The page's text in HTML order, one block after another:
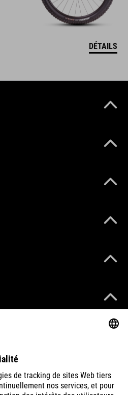
DÉTAILS